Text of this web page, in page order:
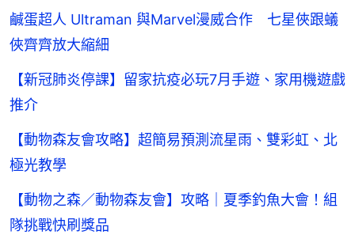
鹹蛋超人 Ultraman 與Marvel漫威合作 七星俠跟蟻
俠齊齊放大縮細
【新冠肺炎停課】留家抗疫必玩7月手遊、家用機遊戲
推介
【動物森友會攻略】超簡易預測流星雨、雙彩虹、北
極光教學
【動物之森／動物森友會】攻略｜夏季釣魚大會！組
隊挑戰快刷獎品